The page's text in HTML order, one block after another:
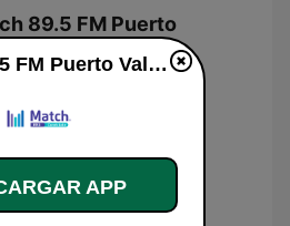
89.5 FM Puerto
30 días
Match 89.5 FM Puerto Vallarta en vivo
APP